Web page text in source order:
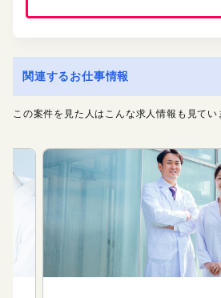
関連するお仕事情報
この案件を見た人はこんな求人情報も見てい